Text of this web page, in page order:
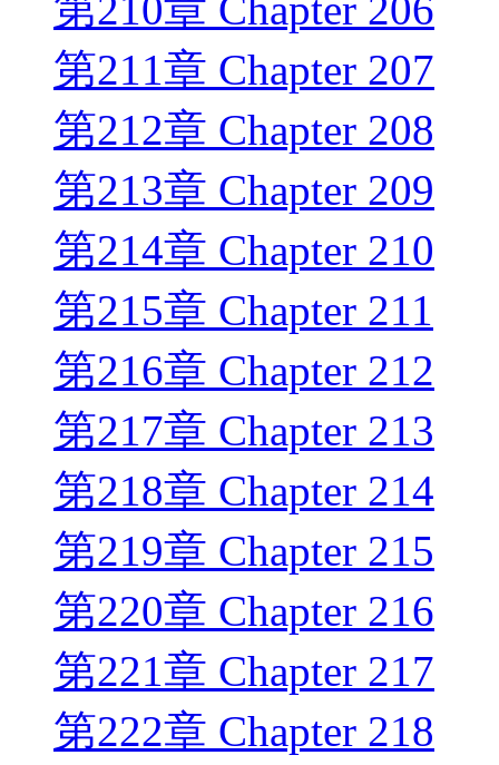
第210章 Chapter 206
第211章 Chapter 207
第212章 Chapter 208
第213章 Chapter 209
第214章 Chapter 210
第215章 Chapter 211
第216章 Chapter 212
第217章 Chapter 213
第218章 Chapter 214
第219章 Chapter 215
第220章 Chapter 216
第221章 Chapter 217
第222章 Chapter 218